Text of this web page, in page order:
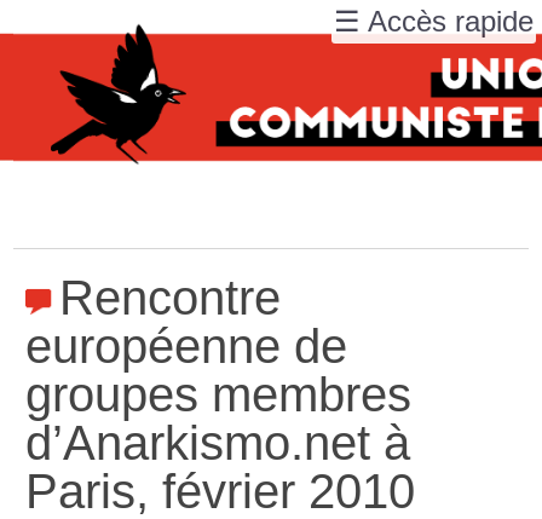
Rencontre
européenne de
groupes membres
d’Anarkismo.net à
Paris, février 2010
☰ Accès rapide